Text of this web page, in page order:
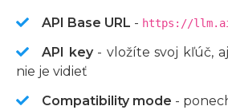
API Base URL - https://
API key- vložíte svoj kľúč,
nie je vidieť
Compatibility mode -